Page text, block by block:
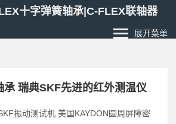
十字弹簧轴承|C-FLEX联轴器
展开菜单
承 瑞典SKF先进的红外测温仪
振动测试机 美国KAYDON圆周屏障密